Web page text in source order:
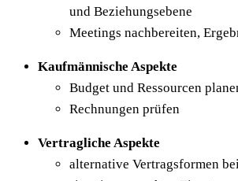
und Beziehungsebene
Meetings nachbereiten,
Kaufmännische Aspekte
Budget und Ressourcen
Rechnungen prüfen
Vertragliche Aspekte
alternative Vertragsformen